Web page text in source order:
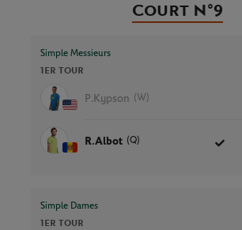
Court N°9
Simple Messieurs
1ER TOUR
P.Kypson (W)
R.Albot (Q)
Simple Dames
1ER TOUR